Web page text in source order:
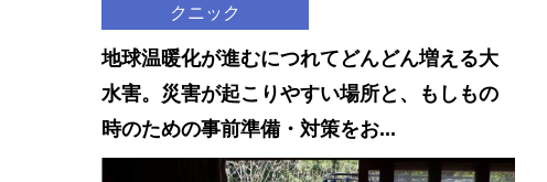
クニック
地球温暖化が進むにつれてどんどん増える大
水害。災害が起こりやすい場所と、もしもの
時のための事前準備・対策をお...